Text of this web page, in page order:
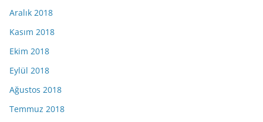
Aralık 2018
Kasım 2018
Ekim 2018
Eylül 2018
Ağustos 2018
Temmuz 2018